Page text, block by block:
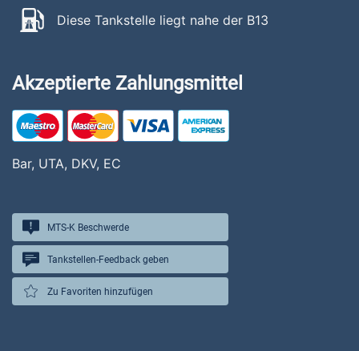
Diese Tankstelle liegt nahe der B13
Akzeptierte Zahlungsmittel
Bar, UTA, DKV, EC
MTS-K Beschwerde
Tankstellen-Feedback geben
Zu Favoriten hinzufügen